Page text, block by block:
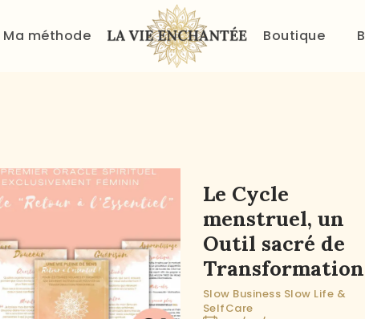
Ma méthode Boutique
ACCUEIL
BLOG
PANIER
Le Cycle
menstruel, un
Outil sacré de
Transformation
Slow Business Slow Life &
SelfCare